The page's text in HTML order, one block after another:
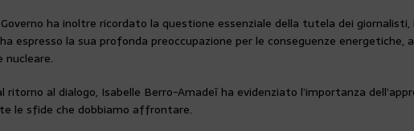
ha inoltre ricordato la questione essenziale della tutela dei
espresso la sua profonda preoccupazione per le conseguenze
nucleare.
ritorno al dialogo, Isabelle Berro-Amadeī ha evidenziato l’importanza
le sfide che dobbiamo affrontare.